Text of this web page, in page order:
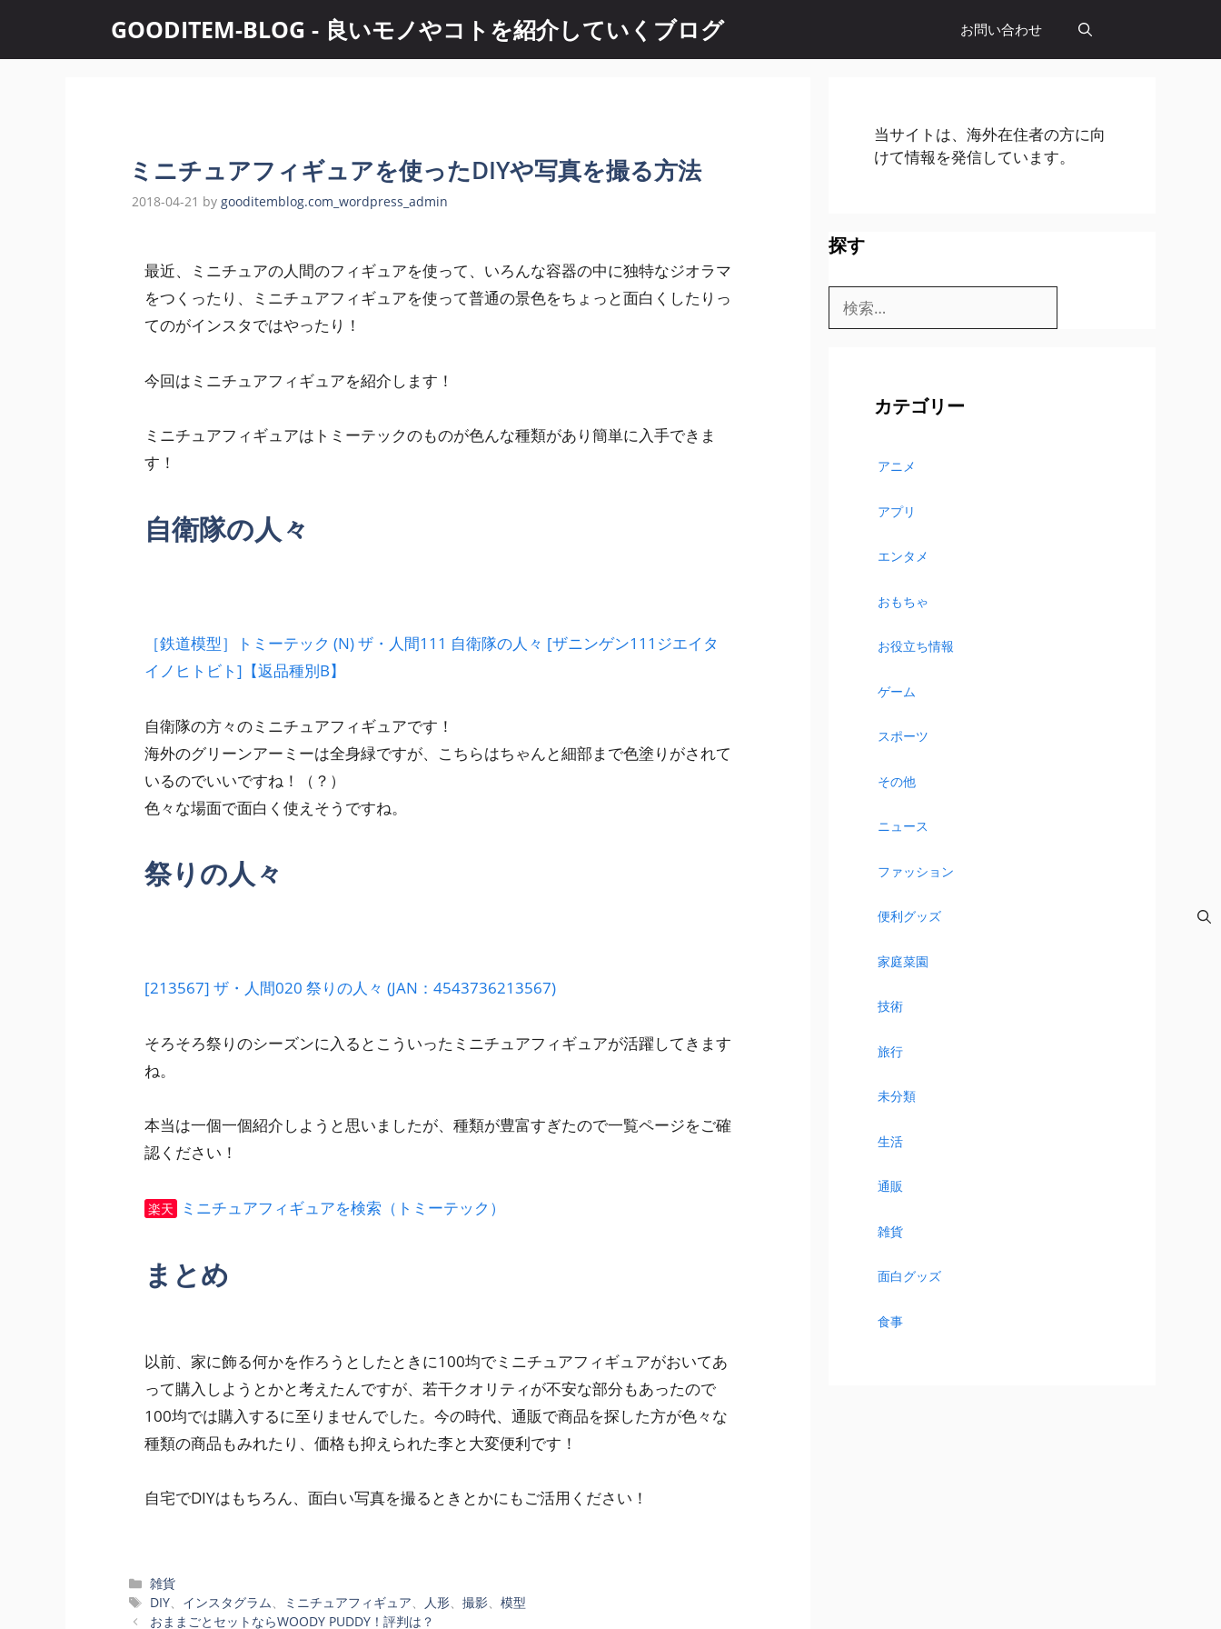
テ
GOODITEM-BLOG - 良いモノやコトを紹介していくブログ お問い合わせ
ミニチュアフィギュアを使ったDIYや写真を撮る方法
2018-04-21 by gooditemblog.com_wordpress_admin
最近、ミニチュアの人間のフィギュアを使って、いろんな容器の中に独特なジオラマ
をつくったり、ミニチュアフィギュアを使って普通の景色をちょっと面白くしたりっ
てのがインスタではやったり！
今回はミニチュアフィギュアを紹介します！
ミニチュアフィギュアはトミーテックのものが色んな種類があり簡単に入手できま
す！
自衛隊の人々
［鉄道模型］トミーテック (N) ザ・人間111 自衛隊の人々 [ザニンゲン111ジエイタ
イノヒトビト]【返品種別B】
自衛隊の方々のミニチュアフィギュアです！
海外のグリーンアーミーは全身緑ですが、こちらはちゃんと細部まで色塗りがされて
いるのでいいですね！（？）
色々な場面で面白く使えそうですね。
祭りの人々
[213567] ザ・人間020 祭りの人々 (JAN：4543736213567)
そろそろ祭りのシーズンに入るとこういったミニチュアフィギュアが活躍してきます
ね。
本当は一個一個紹介しようと思いましたが、種類が豊富すぎたので一覧ページをご確
認ください！
楽天 ミニチュアフィギュアを検索（トミーテック）
まとめ
以前、家に飾る何かを作ろうとしたときに100均でミニチュアフィギュアがおいてあ
って購入しようとかと考えたんですが、若干クオリティが不安な部分もあったので
100均では購入するに至りませんでした。今の時代、通販で商品を探した方が色々な
種類の商品もみれたり、価格も抑えられた李と大変便利です！
自宅でDIYはもちろん、面白い写真を撮るときとかにもご活用ください！
カ
テ
ゴ
雑貨
タ
グ
DIY、 インスタグラム、 ミニチュアフィギュア、 人形、撮影、模型
おままごとセットならWOODY PUDDY！評判は？
当サイトは、海外在住者の方に向
けて情報を発信しています。
探す
索:
カテゴリー
アニメ
アプリ
エンタメ
おもちゃ
お役立ち情報
ゲーム
スポーツ
その他
ニュース
ファッション
便利グッズ
家庭菜園
技術
旅行
未分類
生活
通販
雑貨
面白グッズ
食事